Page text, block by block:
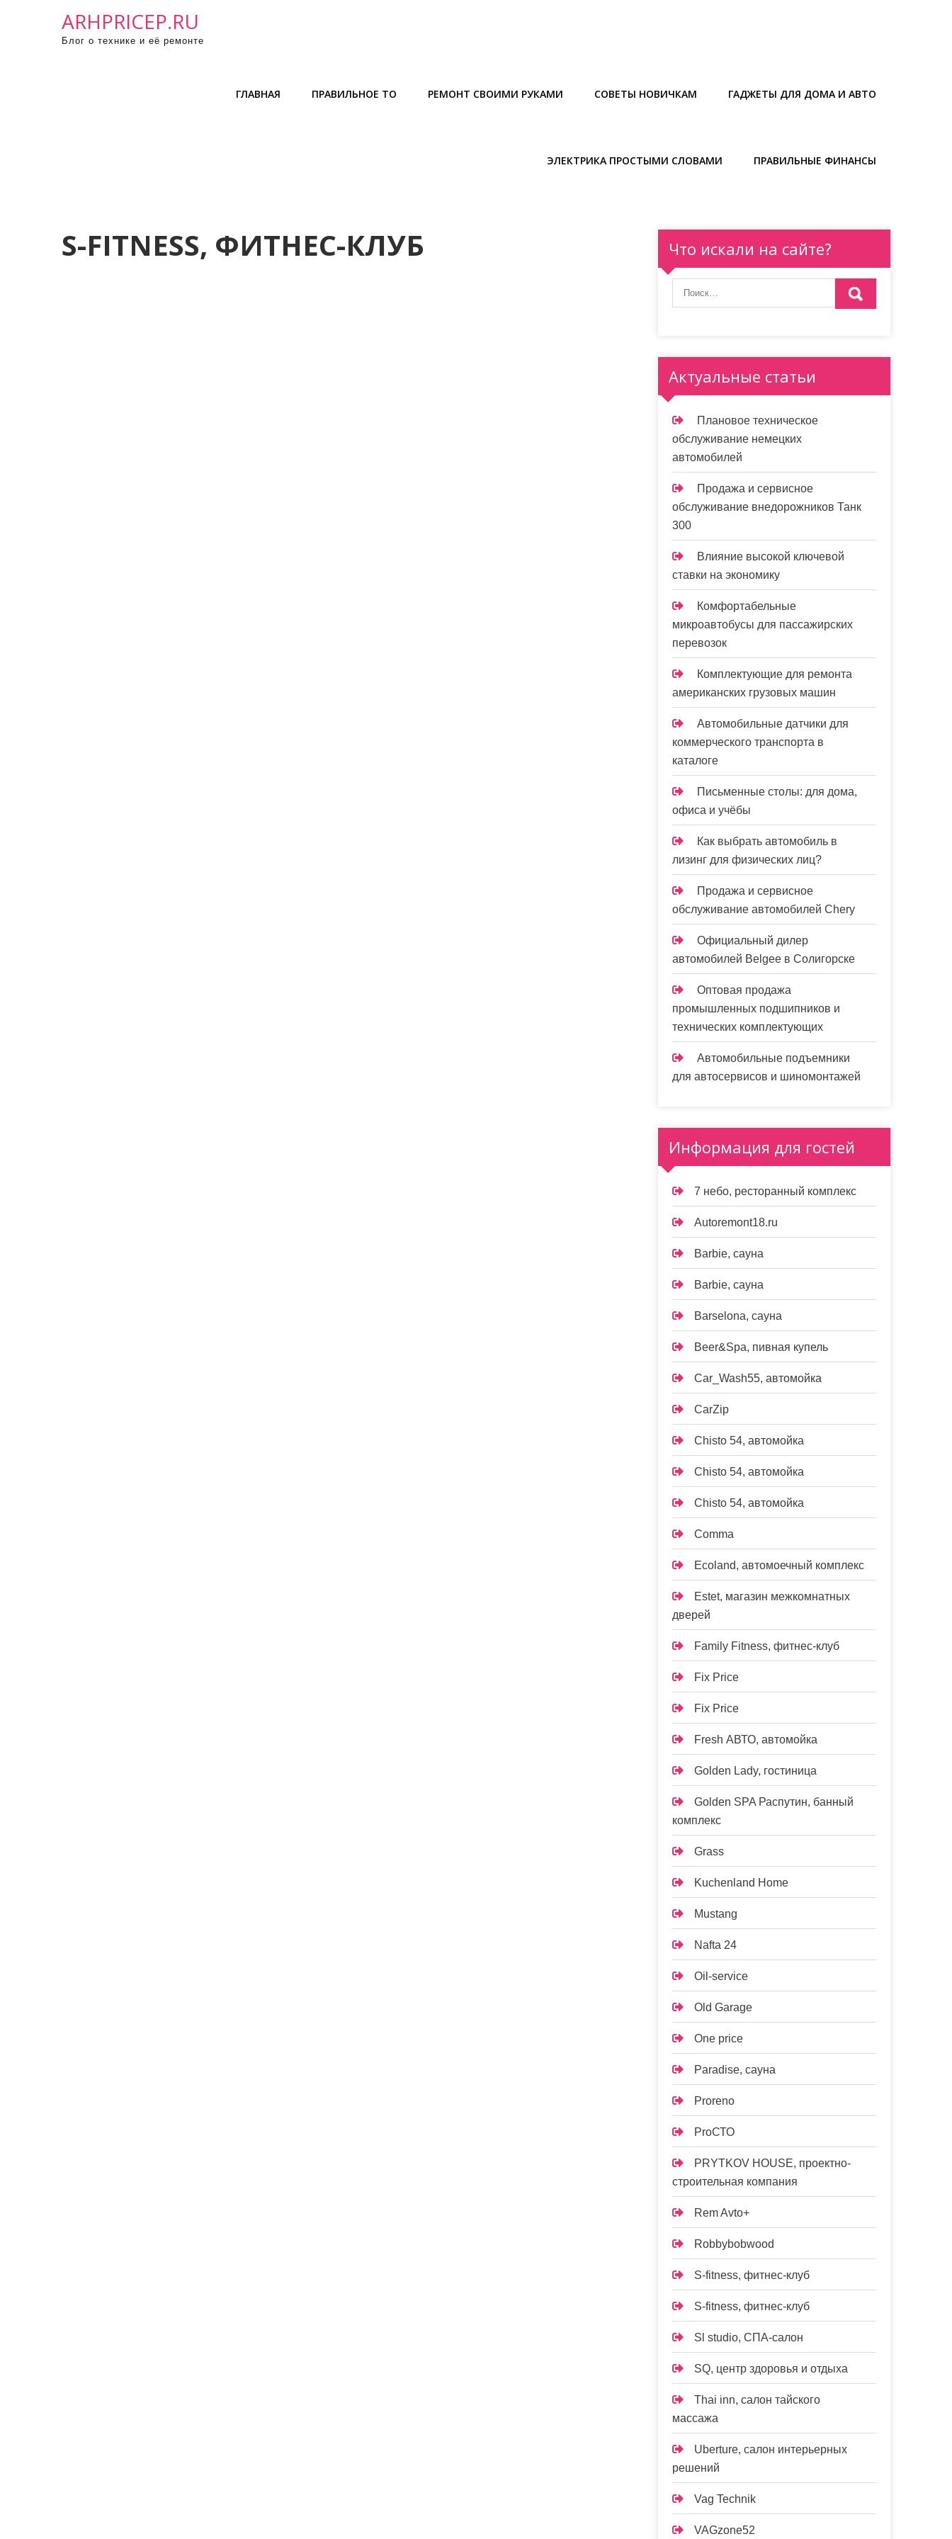
ARHPRICEP.RU
Блог о технике и её ремонте
ГЛАВНАЯ ПРАВИЛЬНОЕ ТО РЕМОНТ СВОИМИ РУКАМИ СОВЕТЫ НОВИЧКАМ ГАДЖЕТЫ ДЛЯ ДОМА И АВТО
ЭЛЕКТРИКА ПРОСТЫМИ СЛОВАМИ ПРАВИЛЬНЫЕ ФИНАНСЫ
S-FITNESS, ФИТНЕС-КЛУБ Что искали на сайте?
Актуальные статьи
Плановое техническое
обслуживание немецких
автомобилей
Продажа и сервисное
обслуживание внедорожников Танк
300
Влияние высокой ключевой
ставки на экономику
Комфортабельные
микроавтобусы для пассажирских
перевозок
Комплектующие для ремонта
американских грузовых машин
Автомобильные датчики для
коммерческого транспорта в
каталоге
Письменные столы: для дома,
офиса и учёбы
Как выбрать автомобиль в
лизинг для физических лиц?
Продажа и сервисное
обслуживание автомобилей Chery
Официальный дилер
автомобилей Belgee в Солигорске
Оптовая продажа
промышленных подшипников и
технических комплектующих
Автомобильные подъемники
для автосервисов и шиномонтажей
Информация для гостей
7 небо, ресторанный комплекс
Autoremont18.ru
Barbie, сауна
Barbie, сауна
Barselona, сауна
Beer&Spa, пивная купель
Car_Wash55, автомойка
CarZip
Chisto 54, автомойка
Chisto 54, автомойка
Chisto 54, автомойка
Comma
Ecoland, автомоечный комплекс
Estet, магазин межкомнатных
дверей
Family Fitness, фитнес-клуб
Fix Price
Fix Price
Fresh АВТО, автомойка
Golden Lady, гостиница
Golden SPA Распутин, банный
комплекс
Grass
Kuchenland Home
Mustang
Nafta 24
Oil-service
Old Garage
One price
Paradise, сауна
Proreno
ProСТО
PRYTKOV HOUSE, проектно-
строительная компания
Rem Avto+
Robbybobwood
S-fitness, фитнес-клуб
S-fitness, фитнес-клуб
Sl studio, СПА-салон
SQ, центр здоровья и отдыха
Thai inn, салон тайского
массажа
Uberture, салон интерьерных
решений
Vag Technik
VAGzone52